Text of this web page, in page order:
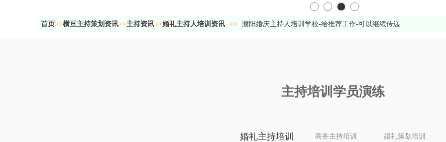
首页>>横亘主持策划资讯>>主持资讯>>婚礼主持人培训资讯 >> 濮阳婚庆主持人培训学校-给推荐工作-可以继续传递
主持培训学员演练
婚礼主持培训 商务主持培训 婚礼策划培训